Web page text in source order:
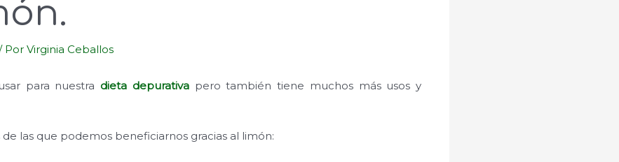
PorVirginia Ceballos
para nuestra dieta depurativapero también tiene muchos más usos y
de las que podemos beneficiarnos gracias al limón: